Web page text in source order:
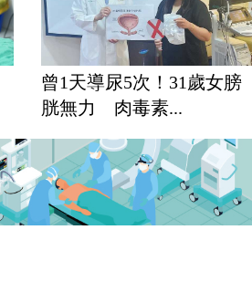
曾1天導尿5次！31歲女膀
胱無力 肉毒素...